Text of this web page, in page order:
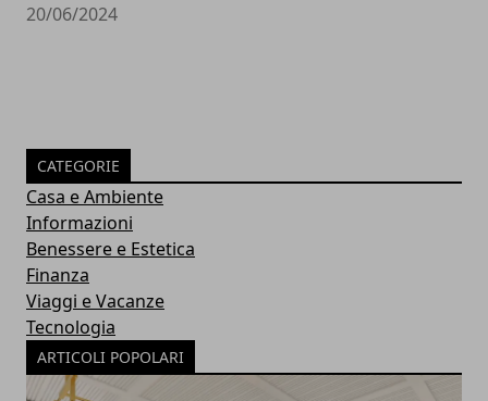
20/06/2024
CATEGORIE
Casa e Ambiente
Informazioni
Benessere e Estetica
Finanza
Viaggi e Vacanze
Tecnologia
ARTICOLI POPOLARI